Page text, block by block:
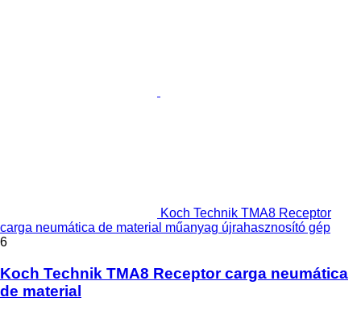
Koch Technik TMA8 Receptor
carga neumática de material műanyag újrahasznosító gép
6
Koch Technik TMA8 Receptor carga neumática
de material